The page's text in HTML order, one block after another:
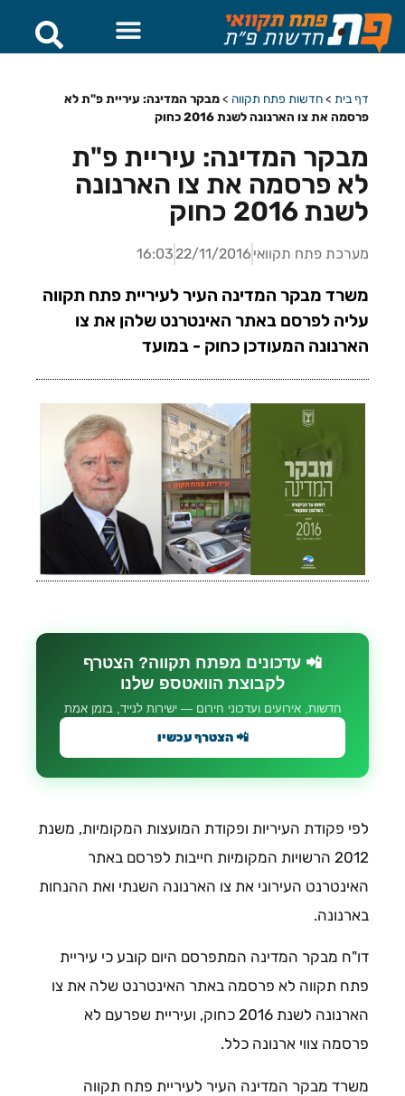
דף בית >חדשות פתח תקווה >מבקר המדינה: עיריית פ"ת לא
פרסמה את צו הארנונה לשנת 2016 כחוק
מבקר המדינה: עיריית פ"ת
לא פרסמה את צו הארנונה
לשנת 2016 כחוק
מערכת פתח תקוואי 22/11/2016
16:03
משרד מבקר המדינה העיר לעיריית פתח תקווה
עליה לפרסם באתר האינטרנט שלהן את צו
הארנונה המעודכן כחוק - במועד
📲 עדכונים מפתח תקווה? הצטרף
לקבוצת הוואטספ שלנו
חדשות, אירועים ועדכוני חירום — ישירות לנייד, בזמן אמת
📲 הצטרף עכשיו
לפי פקודת העיריות ופקודת המועצות המקומיות, משנת
2012 הרשויות המקומיות חייבות לפרסם באתר
האינטרנט העירוני את צו הארנונה השנתי ואת ההנחות
בארנונה.
דו"ח מבקר המדינה המתפרסם היום קובע כי עיריית
פתח תקווה לא פרסמה באתר האינטרנט שלה את צו
הארנונה לשנת 2016 כחוק, ועיריית שפרעם לא
פרסמה צווי ארנונה כלל.
משרד מבקר המדינה העיר לעיריית פתח תקווה